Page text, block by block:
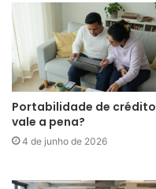
Portabilidade de crédito
vale a pena?
4 de junho de 2026